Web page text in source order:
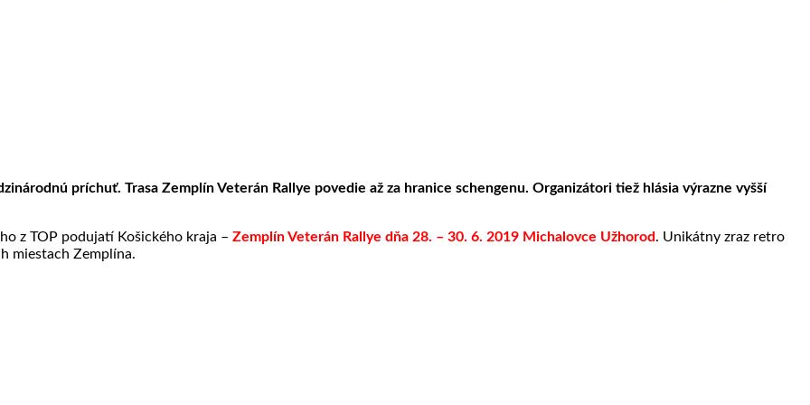
príchuť. Trasa Zemplín Veterán Rallye povedie až za hranice schengenu. Organizátori tiež hlásia výrazne vyšší
z TOP podujatí Košického kraja – Zemplín Veterán Rallye dňa 28. – 30. 6. 2019 Michalovce Užhorod. Unikátny zraz retro
miestach Zemplína.